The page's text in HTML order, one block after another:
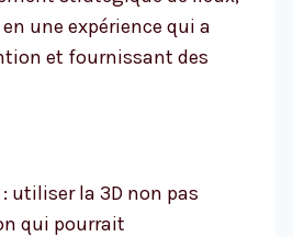
une expérience qui a
et fournissant des
utiliser la 3D non pas
qui pourrait